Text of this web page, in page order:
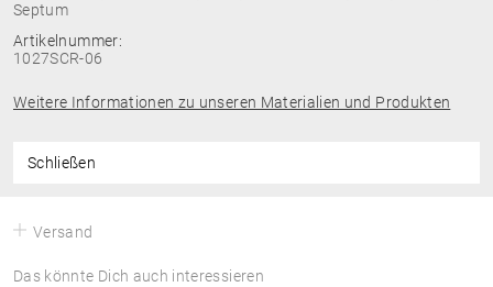
Septum
Artikelnummer:
1027SCR-06
Weitere Informationen zu unseren Materialien und Produkten
Schließen
Versand
Das könnte Dich auch interessieren